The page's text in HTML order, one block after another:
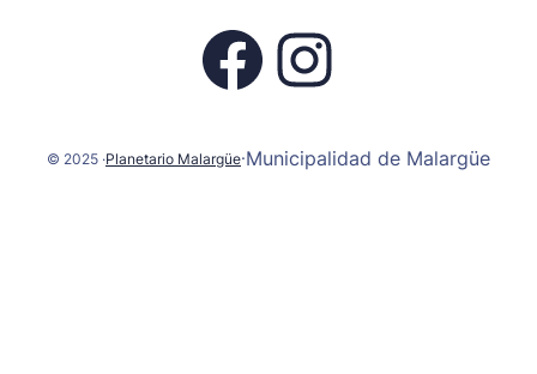
Fb page Planetario Instagram
© 2025 ·Planetario Malargüe·Municipalidad de Malargüe